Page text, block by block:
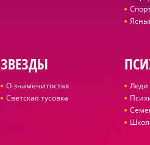
ЗВЕЗДЫ
О знаменитостях
Светская тусовка
Леди